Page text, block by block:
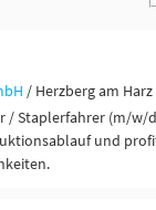
/ Herzberg am Harz
/ Staplerfahrer (m/w/
und